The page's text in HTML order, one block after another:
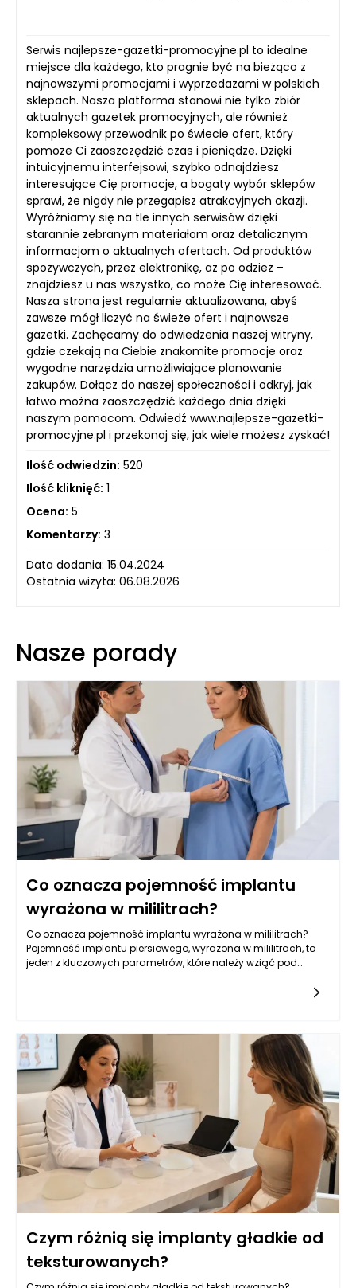
Serwis najlepsze-gazetki-promocyjne.pl to idealne
miejsce dla każdego, kto pragnie być na bieżąco z
najnowszymi promocjami i wyprzedażami w polskich
sklepach. Nasza platforma stanowi nie tylko zbiór
aktualnych gazetek promocyjnych, ale również
kompleksowy przewodnik po świecie ofert, który
pomoże Ci zaoszczędzić czas i pieniądze. Dzięki
intuicyjnemu interfejsowi, szybko odnajdziesz
interesujące Cię promocje, a bogaty wybór sklepów
sprawi, że nigdy nie przegapisz atrakcyjnych okazji.
Wyróżniamy się na tle innych serwisów dzięki
starannie zebranym materiałom oraz detalicznym
informacjom o aktualnych ofertach. Od produktów
spożywczych, przez elektronikę, aż po odzież –
znajdziesz u nas wszystko, co może Cię interesować.
Nasza strona jest regularnie aktualizowana, abyś
zawsze mógł liczyć na świeże ofert i najnowsze
gazetki. Zachęcamy do odwiedzenia naszej witryny,
gdzie czekają na Ciebie znakomite promocje oraz
wygodne narzędzia umożliwiające planowanie
zakupów. Dołącz do naszej społeczności i odkryj, jak
łatwo można zaoszczędzić każdego dnia dzięki
naszym pomocom. Odwiedź www.najlepsze-gazetki-
promocyjne.pl i przekonaj się, jak wiele możesz zyskać!
Ilość odwiedzin: 520
Ilość kliknięć: 1
Ocena: 5
Komentarzy: 3
Data dodania: 15.04.2024
Ostatnia wizyta: 06.08.2026
Nasze porady
Co oznacza pojemność implantu
wyrażona w mililitrach?
Co oznacza pojemność implantu wyrażona w mililitrach?
Pojemność implantu piersiowego, wyrażona w mililitrach, to
jeden z kluczowych parametrów, które należy wziąć pod
Czym różnią się implanty gładkie od
teksturowanych?